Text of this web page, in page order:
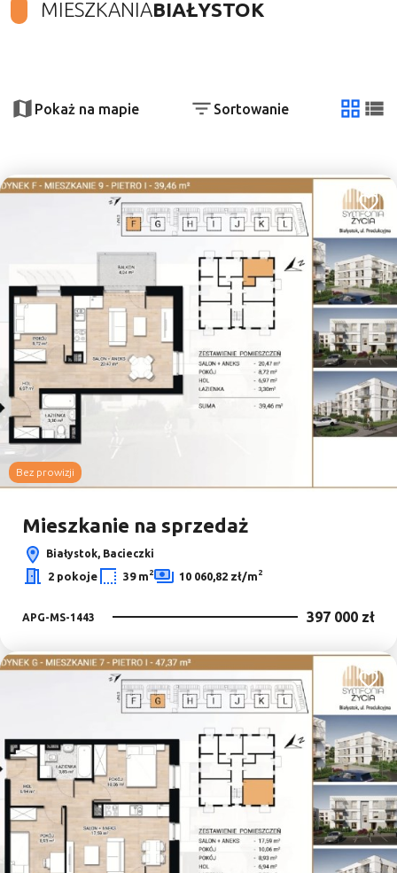
MIESZKANIABIAŁYSTOK
−Pokaż na mapie Sortowanie
tabela
Bez prowizji
Mieszkanie na sprzedaż
Białystok, Bacieczki
2 pokoje 39 m2 10 060,82 zł/m2
APG-MS-1443 397 000 zł